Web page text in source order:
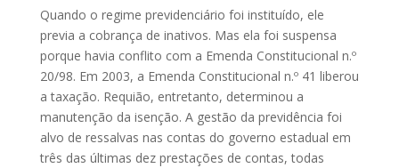
Quando o regime previdenciário foi instituído, ele
previa a cobrança de inativos. Mas ela foi suspensa
porque havia conflito com a Emenda Constitucional n.º
20/98. Em 2003, a Emenda Constitucional n.º 41 liberou
a taxação. Requião, entretanto, determinou a
manutenção da isenção. A gestão da previdência foi
alvo de ressalvas nas contas do governo estadual em
três das últimas dez prestações de contas, todas